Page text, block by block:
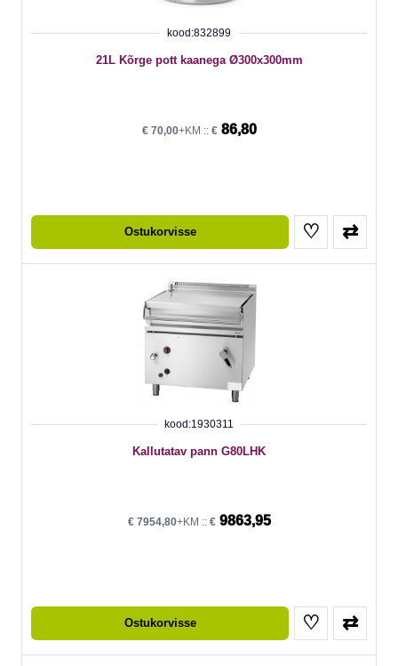
kood:832899
21L Kõrge pott kaanega Ø300x300mm
€70,00+KM :: €86,80
Ostukorvisse ♡ ⇄
kood:1930311
Kallutatav pann G80LHK
€7954,80+KM :: €9863,95
Ostukorvisse ♡ ⇄